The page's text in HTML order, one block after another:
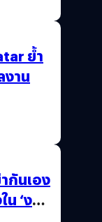
ย้ำ
งาน
กันเอง
‘งาน